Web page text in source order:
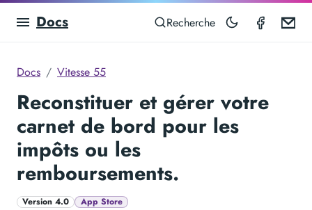
Docs Recherche
Docs Vitesse 55
Reconstituer et gérer votre
carnet de bord pour les
impôts ou les
remboursements.
Version 4.0 App Store